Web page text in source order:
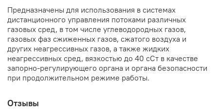
Предназначены для использования в системах
дистанционного управления потоками различных
газовых сред, в том числе углеводородных газов,
газовых фаз сжиженных газов, сжатого воздуха и
других неагрессивных газов, а также жидких
неагрессивных сред, вязкостью до 40 сСт в качестве
запорно-регулирующего органа и органа безопасности
при продолжительном режиме работы.
Отзывы